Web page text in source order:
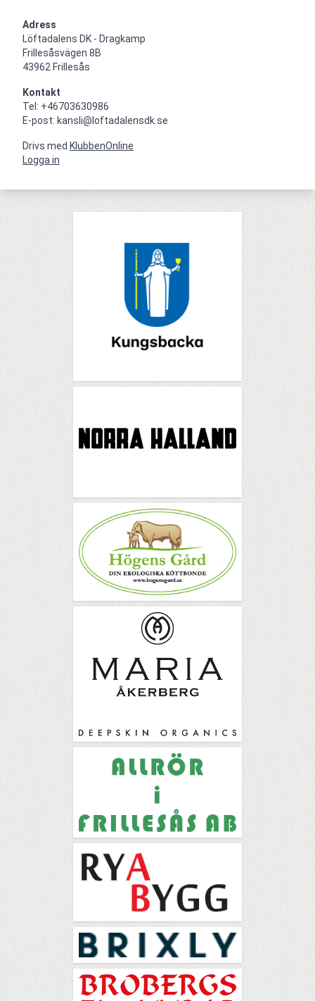
Adress
Löftadalens DK - Dragkamp
Frillesåsvägen 8B
43962 Frillesås
Kontakt
Tel: +46703630986
E-post: kansli@loftadalensdk.se
Drivs med KlubbenOnline
Logga in